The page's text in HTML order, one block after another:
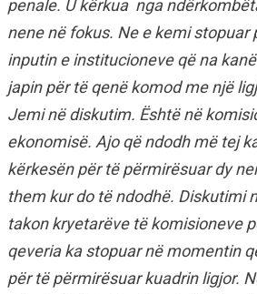
penale. U kërkua nga
nene në fokus. Ne e kemi stopuar
inputin e institucioneve që na
japin për të qenë komod me një
Jemi në diskutim. Është në
ekonomisë. Ajo që ndodh më tej
kërkesën për të përmirësuar dy
them kur do të ndodhë. Diskutimi
takon kryetarëve të komisioneve
qeveria ka stopuar në momentin
për të përmirësuar kuadrin ligjor.